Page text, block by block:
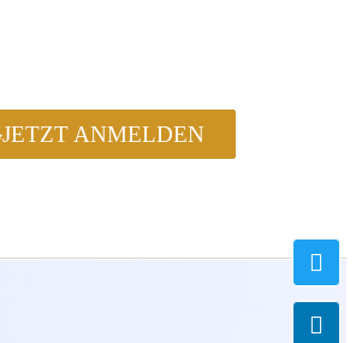
JETZT ANMELDEN